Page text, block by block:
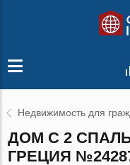
Недвижимость для
ДОМ С 2
ГРЕЦИЯ